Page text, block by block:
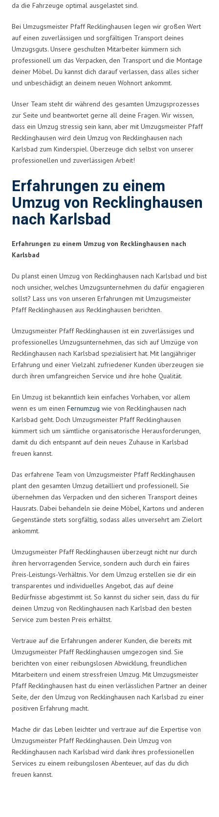
da die Fahrzeuge optimal ausgelastet sind.
Bei Umzugsmeister Pfaff Recklinghausen legen wir großen Wert
auf einen zuverlässigen und sorgfältigen Transport deines
Umzugsguts. Unsere geschulten Mitarbeiter kümmern sich
professionell um das Verpacken, den Transport und die Montage
deiner Möbel. Du kannst dich darauf verlassen, dass alles sicher
und unbeschädigt an deinem neuen Wohnort ankommt.
Unser Team steht dir während des gesamten Umzugsprozesses
zur Seite und beantwortet gerne all deine Fragen. Wir wissen,
dass ein Umzug stressig sein kann, aber mit Umzugsmeister Pfaff
Recklinghausen wird dein Umzug von Recklinghausen nach
Karlsbad zum Kinderspiel. Überzeuge dich selbst von unserer
professionellen und zuverlässigen Arbeit!
Erfahrungen zu einem
Umzug von Recklinghausen
nach Karlsbad
Erfahrungen zu einem Umzug von Recklinghausen nach
Karlsbad
Du planst einen Umzug von Recklinghausen nach Karlsbad und bist
noch unsicher, welches Umzugsunternehmen du dafür engagieren
sollst? Lass uns von unseren Erfahrungen mit Umzugsmeister
Pfaff Recklinghausen aus Recklinghausen berichten.
Umzugsmeister Pfaff Recklinghausen ist ein zuverlässiges und
professionelles Umzugsunternehmen, das sich auf Umzüge von
Recklinghausen nach Karlsbad spezialisiert hat. Mit langjähriger
Erfahrung und einer Vielzahl zufriedener Kunden überzeugen sie
durch ihren umfangreichen Service und ihre hohe Qualität.
Ein Umzug ist bekanntlich kein einfaches Vorhaben, vor allem
wenn es um einen Fernumzug wie von Recklinghausen nach
Karlsbad geht. Doch Umzugsmeister Pfaff Recklinghausen
kümmert sich um sämtliche organisatorische Herausforderungen,
damit du dich entspannt auf dein neues Zuhause in Karlsbad
freuen kannst.
Das erfahrene Team von Umzugsmeister Pfaff Recklinghausen
plant den gesamten Umzug detailliert und professionell. Sie
übernehmen das Verpacken und den sicheren Transport deines
Hausrats. Dabei behandeln sie deine Möbel, Kartons und anderen
Gegenstände stets sorgfältig, sodass alles unversehrt am Zielort
ankommt.
Umzugsmeister Pfaff Recklinghausen überzeugt nicht nur durch
ihren hervorragenden Service, sondern auch durch ein faires
Preis-Leistungs-Verhältnis. Vor dem Umzug erstellen sie dir ein
transparentes und individuelles Angebot, das auf deine
Bedürfnisse abgestimmt ist. So kannst du sicher sein, dass du für
deinen Umzug von Recklinghausen nach Karlsbad den besten
Service zum besten Preis erhältst.
Vertraue auf die Erfahrungen anderer Kunden, die bereits mit
Umzugsmeister Pfaff Recklinghausen umgezogen sind. Sie
berichten von einer reibungslosen Abwicklung, freundlichen
Mitarbeitern und einem stressfreien Umzug. Mit Umzugsmeister
Pfaff Recklinghausen hast du einen verlässlichen Partner an deiner
Seite, der den Umzug von Recklinghausen nach Karlsbad zu einer
positiven Erfahrung macht.
Mache dir das Leben leichter und vertraue auf die Expertise von
Umzugsmeister Pfaff Recklinghausen. Dein Umzug von
Recklinghausen nach Karlsbad wird dank ihres professionellen
Services zu einem reibungslosen Abenteuer, auf das du dich
freuen kannst.